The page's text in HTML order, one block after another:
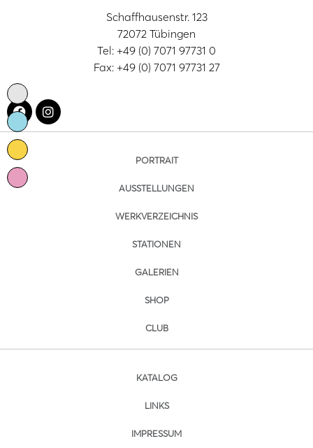
Schaffhausenstr. 123
72072 Tübingen
Tel: +49 (0) 7071 97731 0
Fax: +49 (0) 7071 97731 27
PORTRAIT
AUSSTELLUNGEN
WERKVERZEICHNIS
STATIONEN
GALERIEN
SHOP
CLUB
KATALOG
LINKS
IMPRESSUM